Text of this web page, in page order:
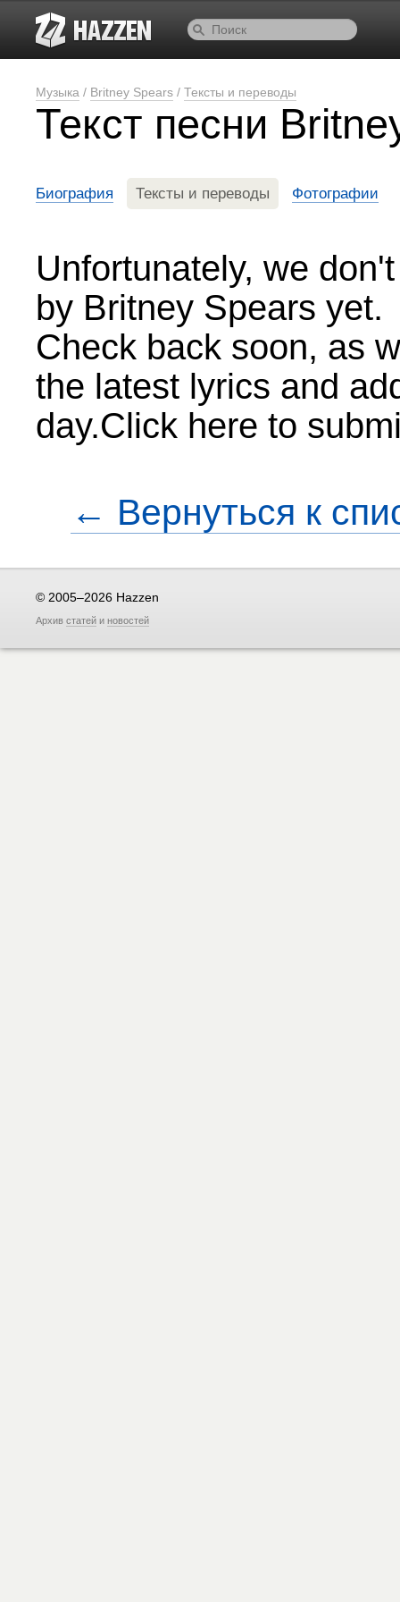
Музыка / Britney Spears / Тексты и переводы
Текст песни
Биография Тексты и переводы Фотографии
Unfortunately, we
by Britney Spears yet.
Check back soon, as
the latest lyrics and
day.Click here to
← Вернуться к
© 2005–2026 Hazzen
Архив статей и новостей